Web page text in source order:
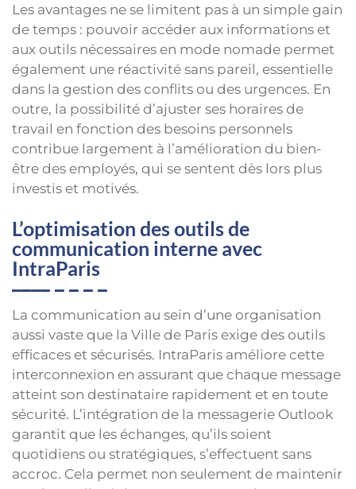
Les avantages ne se limitent pas à un simple gain
de temps : pouvoir accéder aux informations et
aux outils nécessaires en mode nomade permet
également une réactivité sans pareil, essentielle
dans la gestion des conflits ou des urgences. En
outre, la possibilité d’ajuster ses horaires de
travail en fonction des besoins personnels
contribue largement à l’amélioration du bien-
être des employés, qui se sentent dès lors plus
investis et motivés.
L’optimisation des outils de
communication interne avec
IntraParis
La communication au sein d’une organisation
aussi vaste que la Ville de Paris exige des outils
efficaces et sécurisés. IntraParis améliore cette
interconnexion en assurant que chaque message
atteint son destinataire rapidement et en toute
sécurité. L’intégration de la messagerie Outlook
garantit que les échanges, qu’ils soient
quotidiens ou stratégiques, s’effectuent sans
accroc. Cela permet non seulement de maintenir